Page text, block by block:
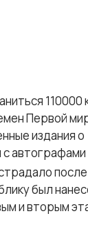
110000
Первой
издания о
с
был
и вторым